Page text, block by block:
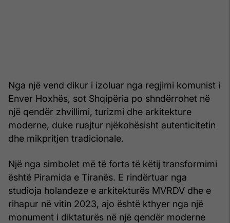
Nga një vend dikur i izoluar nga regjimi komunist i
Enver Hoxhës, sot Shqipëria po shndërrohet në
një qendër zhvillimi, turizmi dhe arkitekture
moderne, duke ruajtur njëkohësisht autenticitetin
dhe mikpritjen tradicionale.
Një nga simbolet më të forta të këtij transformimi
është Piramida e Tiranës. E rindërtuar nga
studioja holandeze e arkitekturës MVRDV dhe e
rihapur në vitin 2023, ajo është kthyer nga një
monument i diktaturës në një qendër moderne